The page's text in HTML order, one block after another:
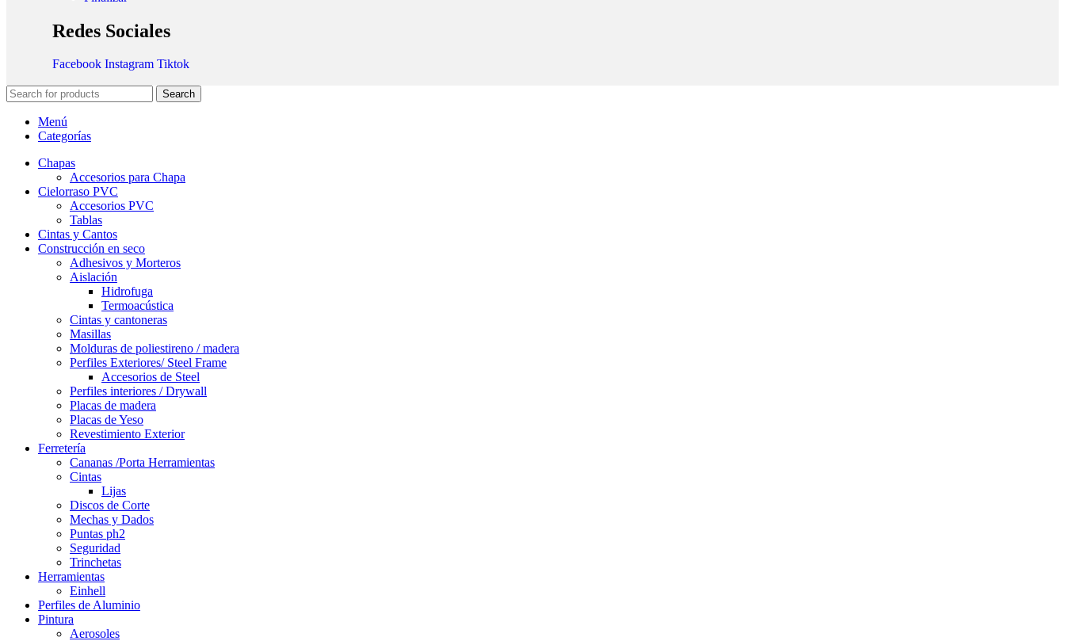
Redes Sociales
Facebook Instagram Tiktok
Search
Menú
Categorías
Chapas
Accesorios para Chapa
Cielorraso PVC
Accesorios PVC
Tablas
Cintas y Cantos
Construcción en seco
Adhesivos y Morteros
Aislación
Hidrofuga
Termoacústica
Cintas y cantoneras
Masillas
Molduras de poliestireno / madera
Perfiles Exteriores/ Steel Frame
Accesorios de Steel
Perfiles interiores / Drywall
Placas de madera
Placas de Yeso
Revestimiento Exterior
Ferretería
Cananas /Porta Herramientas
Cintas
Lijas
Discos de Corte
Mechas y Dados
Puntas ph2
Seguridad
Trinchetas
Herramientas
Einhell
Perfiles de Aluminio
Pintura
Aerosoles